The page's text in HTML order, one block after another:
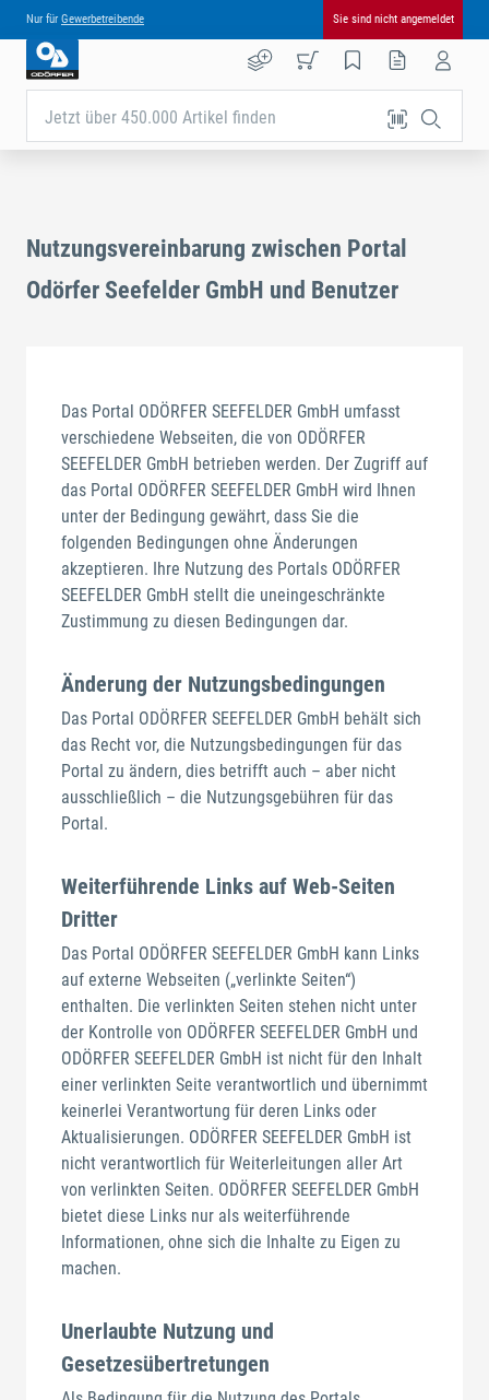
Nur für Gewerbetreibende Sie sind nicht angemeldet
Jetzt über 450.000 Artikel finden
Nutzungsvereinbarung zwischen Portal
Odörfer Seefelder GmbH und Benutzer
Das Portal ODÖRFER SEEFELDER GmbH umfasst
verschiedene Webseiten, die von ODÖRFER
SEEFELDER GmbH betrieben werden. Der Zugriff auf
das Portal ODÖRFER SEEFELDER GmbH wird Ihnen
unter der Bedingung gewährt, dass Sie die
folgenden Bedingungen ohne Änderungen
akzeptieren. Ihre Nutzung des Portals ODÖRFER
SEEFELDER GmbH stellt die uneingeschränkte
Zustimmung zu diesen Bedingungen dar.
Änderung der Nutzungsbedingungen
Das Portal ODÖRFER SEEFELDER GmbH behält sich
das Recht vor, die Nutzungsbedingungen für das
Portal zu ändern, dies betrifft auch – aber nicht
ausschließlich – die Nutzungsgebühren für das
Portal.
Weiterführende Links auf Web-Seiten
Dritter
Das Portal ODÖRFER SEEFELDER GmbH kann Links
auf externe Webseiten („verlinkte Seiten“)
enthalten. Die verlinkten Seiten stehen nicht unter
der Kontrolle von ODÖRFER SEEFELDER GmbH und
ODÖRFER SEEFELDER GmbH ist nicht für den Inhalt
einer verlinkten Seite verantwortlich und übernimmt
keinerlei Verantwortung für deren Links oder
Aktualisierungen. ODÖRFER SEEFELDER GmbH ist
nicht verantwortlich für Weiterleitungen aller Art
von verlinkten Seiten. ODÖRFER SEEFELDER GmbH
bietet diese Links nur als weiterführende
Informationen, ohne sich die Inhalte zu Eigen zu
machen.
Unerlaubte Nutzung und
Gesetzesübertretungen